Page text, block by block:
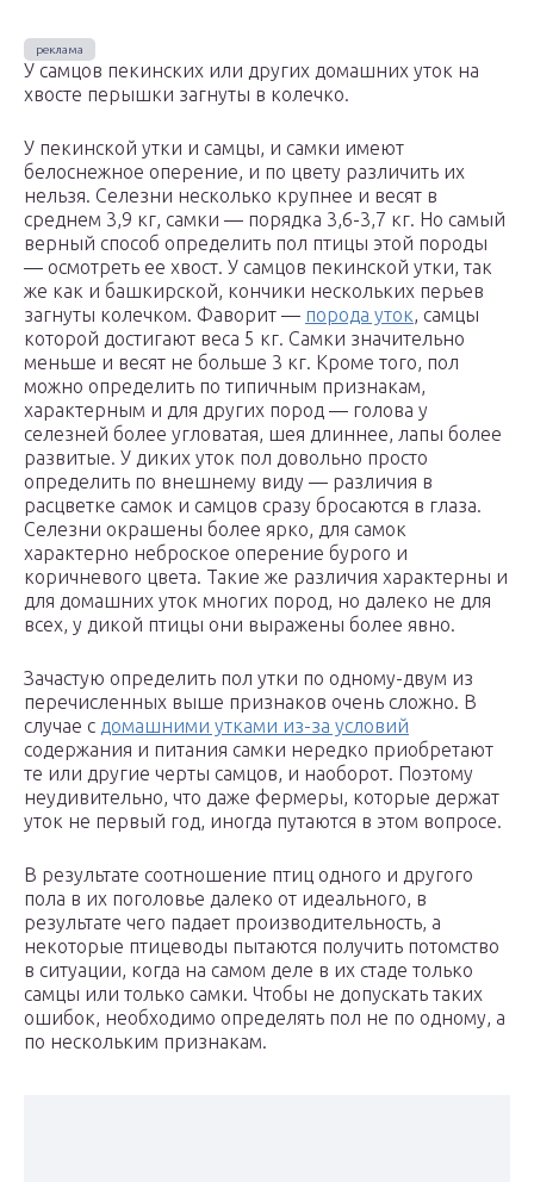
У самцов пекинских или других домашних уток на
хвосте перышки загнуты в колечко.
У пекинской утки и самцы, и самки имеют
белоснежное оперение, и по цвету различить их
нельзя. Селезни несколько крупнее и весят в
среднем 3,9 кг, самки — порядка 3,6-3,7 кг. Но самый
верный способ определить пол птицы этой породы
— осмотреть ее хвост. У самцов пекинской утки, так
же как и башкирской, кончики нескольких перьев
загнуты колечком. Фаворит — порода уток, самцы
которой достигают веса 5 кг. Самки значительно
меньше и весят не больше 3 кг. Кроме того, пол
можно определить по типичным признакам,
характерным и для других пород — голова у
селезней более угловатая, шея длиннее, лапы более
развитые. У диких уток пол довольно просто
определить по внешнему виду — различия в
расцветке самок и самцов сразу бросаются в глаза.
Селезни окрашены более ярко, для самок
характерно неброское оперение бурого и
коричневого цвета. Такие же различия характерны и
для домашних уток многих пород, но далеко не для
всех, у дикой птицы они выражены более явно.
Зачастую определить пол утки по одному-двум из
перечисленных выше признаков очень сложно. В
случае с домашними утками из-за условий
содержания и питания самки нередко приобретают
те или другие черты самцов, и наоборот. Поэтому
неудивительно, что даже фермеры, которые держат
уток не первый год, иногда путаются в этом вопросе.
В результате соотношение птиц одного и другого
пола в их поголовье далеко от идеального, в
результате чего падает производительность, а
некоторые птицеводы пытаются получить потомство
в ситуации, когда на самом деле в их стаде только
самцы или только самки. Чтобы не допускать таких
ошибок, необходимо определять пол не по одному, а
по нескольким признакам.